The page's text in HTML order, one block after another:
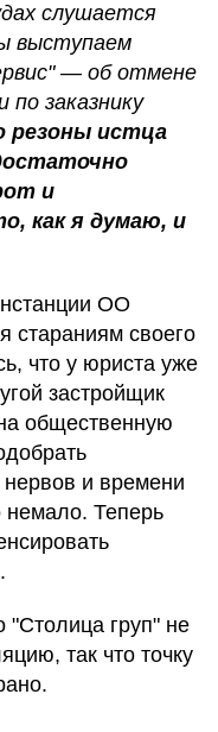
слушается
выступаем
— об отмене
по заказнику
резоны истца
и
как я думаю, и
ОО
стараниям своего
что у юриста уже
застройщик
общественную
и времени
немало. Теперь
груп" не
так что точку